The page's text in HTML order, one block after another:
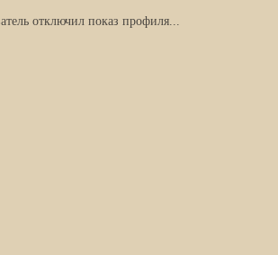
отключил показ профиля...